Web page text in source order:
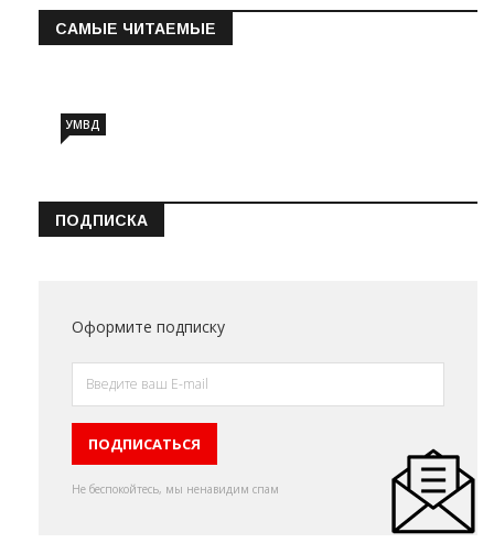
САМЫЕ ЧИТАЕМЫЕ
УМВД
ПОДПИСКА
Оформите подписку
Не беспокойтесь, мы ненавидим спам